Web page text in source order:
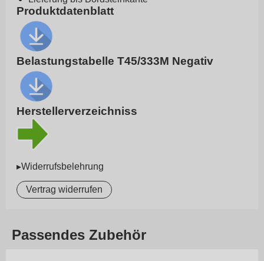
Produktdatenblatt
Belastungstabelle T45/333M Negativ
Herstellerverzeichniss
▸Widerrufsbelehrung
Vertrag widerrufen
Passendes Zubehör